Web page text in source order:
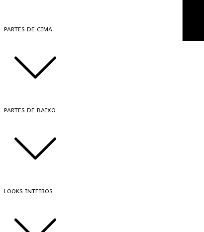
PARTES DE CIMA
PARTES DE BAIXO
LOOKS INTEIROS